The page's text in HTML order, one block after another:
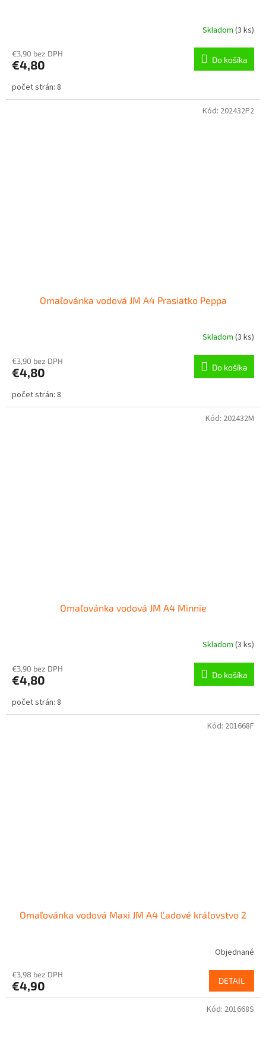
Skladom (3 ks)
€3,90 bez DPH
€4,80 Do košíka
počet strán: 8
Omaľovánka vodová JM A4 Prasiatko Peppa
Skladom (3 ks)
€3,90 bez DPH
€4,80 Do košíka
počet strán: 8
Kód: 202432P2
Omaľovánka vodová JM A4 Minnie
Skladom (3 ks)
€3,90 bez DPH
€4,80 Do košíka
počet strán: 8
Kód: 202432M
Omaľovánka vodová Maxi JM A4 Ľadové kráľovstvo 2
Objednané
€3,98 bez DPH
€4,90 DETAIL
Kód: 201668F
Kód: 201668S